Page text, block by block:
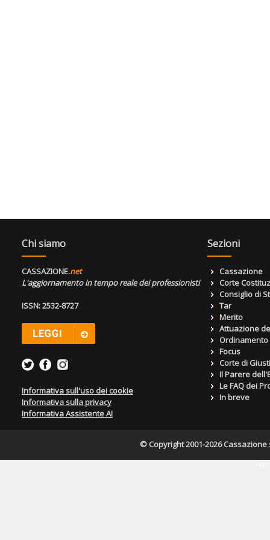
Chi siamo
CASSAZIONE.net
L'aggiornamento in tempo reale dei professionisti
ISSN: 2532-8727
Informativa sull'uso dei cookie
Informativa sulla privacy
Informativa Assistente AI
Sezioni
Cassazione
Corte
Consiglio di
Tar
Merito
Attuazione
Focus
Corte di
Il Parere
Le FAQ dei
In breve
© Copyright 2001-2026 Cassazione